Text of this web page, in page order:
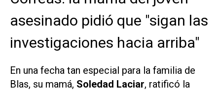
asesinado pidió que "sigan las
investigaciones hacia arriba"
En una fecha tan especial para la familia de
Blas, su mamá, Soledad Laciar, ratificó la